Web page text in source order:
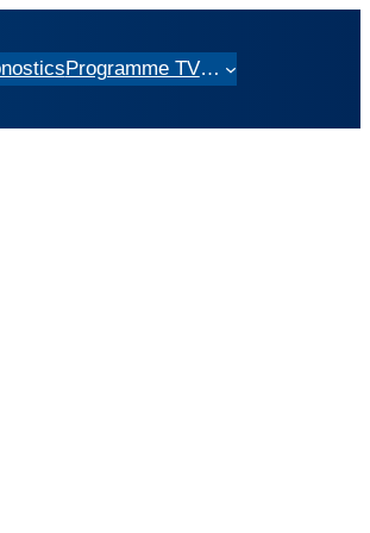
Programme TV…